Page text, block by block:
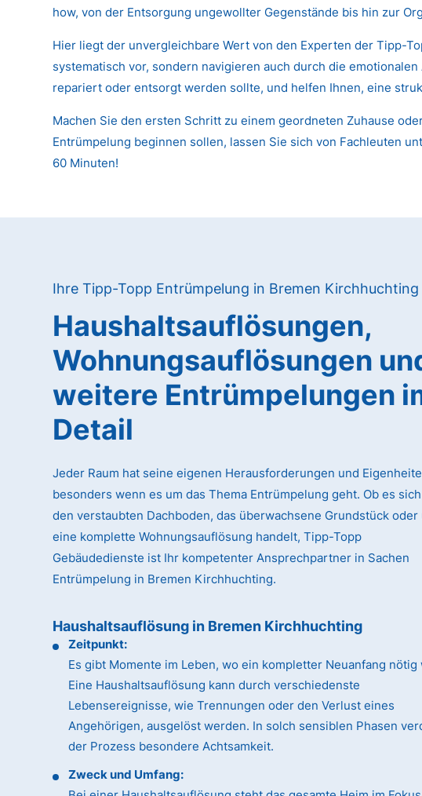
how, von der Entsorgung ungewollter Gegenstände bis hin zur
Hier liegt der unvergleichbare Wert von den Experten der Tipp-
systematisch vor, sondern navigieren auch durch die
repariert oder entsorgt werden sollte, und helfen Ihnen, eine
Machen Sie den ersten Schritt zu einem geordneten Zuhause
Entrümpelung beginnen sollen, lassen Sie sich von Fachleuten
60 Minuten!
Ihre Tipp-Topp Entrümpelung in Bremen Kirchhuchting
Haushaltsauflösungen,
Wohnungsauflösungen
weitere Entrümpelungen
Detail
Jeder Raum hat seine eigenen Herausforderungen und
besonders wenn es um das Thema Entrümpelung geht. Ob es
den verstaubten Dachboden, das überwachsene Grundstück oder
eine komplette Wohnungsauflösung handelt, Tipp-Topp
Gebäudedienste ist Ihr kompetenter Ansprechpartner in Sachen
Entrümpelung in Bremen Kirchhuchting.
Haushaltsauflösung in Bremen Kirchhuchting
Zeitpunkt:
Es gibt Momente im Leben, wo ein kompletter Neuanfang nötig
Eine Haushaltsauflösung kann durch verschiedenste
Lebensereignisse, wie Trennungen oder den Verlust eines
Angehörigen, ausgelöst werden. In solch sensiblen Phasen
der Prozess besondere Achtsamkeit.
Zweck und Umfang: